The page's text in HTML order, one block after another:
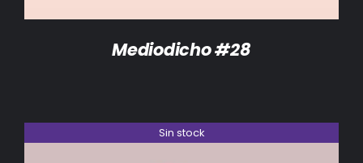
Mediodicho #28
Sin stock